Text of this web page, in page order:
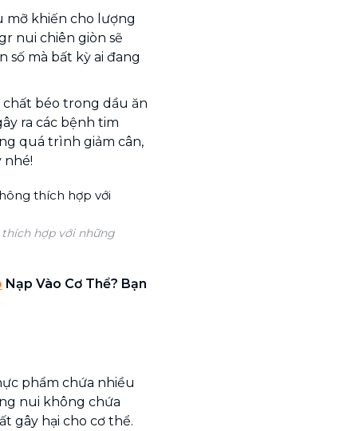
mỡ khiến cho lượng
nui chiên giòn sẽ
số mà bất kỳ ai đang
béo trong dầu ăn
ra các bệnh tim
quá trình giảm cân,
nhé!
hợp với những
Nạp Vào Cơ Thể? Bạn
phẩm chứa nhiều
nui không chứa
gây hại cho cơ thể.